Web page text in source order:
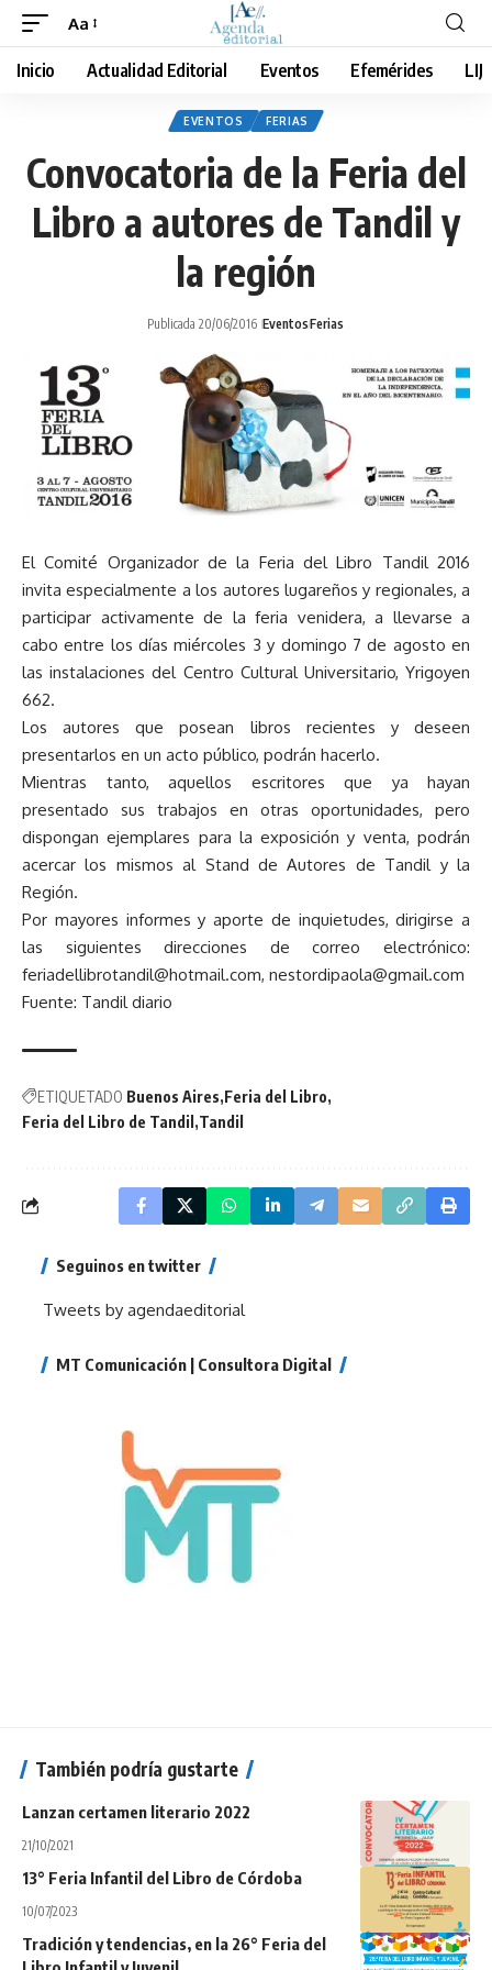
Cambiar
tamaño
Aa
Inicio Actualidad Editorial Eventos Efemérides LIJ
EVENTOS FERIAS
Convocatoria de la Feria del
Libro a autores de Tandil y
la región
Publicada 20/06/2016 EventosFerias
El Comité Organizador de la Feria del Libro Tandil 2016
invita especialmente a los autores lugareños y regionales, a
participar activamente de la feria venidera, a llevarse a
cabo entre los días miércoles 3 y domingo 7 de agosto en
las instalaciones del Centro Cultural Universitario, Yrigoyen
662.
Los autores que posean libros recientes y deseen
presentarlos en un acto público, podrán hacerlo.
Mientras tanto, aquellos escritores que ya hayan
presentado sus trabajos en otras oportunidades, pero
dispongan ejemplares para la exposición y venta, podrán
acercar los mismos al Stand de Autores de Tandil y la
Región.
Por mayores informes y aporte de inquietudes, dirigirse a
las siguientes direcciones de correo electrónico:
feriadellibrotandil@hotmail.com, nestordipaola@gmail.com
Fuente: Tandil diario
ETIQUETADO Buenos Aires Feria del Libro
Feria del Libro de Tandil Tandil
Seguinos en twitter
Tweets by agendaeditorial
MT Comunicación | Consultora Digital
También podría gustarte
Lanzan certamen literario 2022
21/10/2021
13° Feria Infantil del Libro de Córdoba
10/07/2023
Tradición y tendencias, en la 26° Feria del